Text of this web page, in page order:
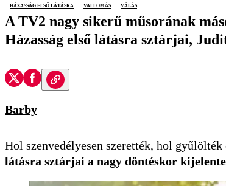
Házasság első látásra
vallomás válás
A TV2 nagy sikerű műsorának
Házasság első látásra sztárjai,
Barby
Hol szenvedélyesen szerették, hol
látásra sztárjai a nagy döntéskor